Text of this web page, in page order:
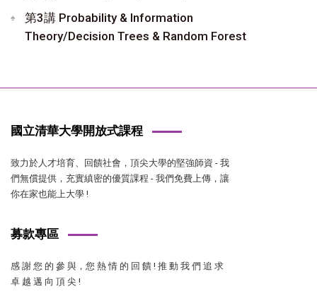
第3講 Probability & Information
Theory/Decision Trees & Random Forest
國立清華大學開放式課程
致力於人才培育、回饋社會，頂尖大學的堅強師資 - 我
們無償提供，充實縝密的優質課程 - 我們免費上傳，讓
你在家也能上大學 !
募款專區
感 謝 您 的 參 與，您 熱 情 的 回 饋 ! 推 動 我 們 追 求
卓 越 邁 向 頂 尖 !